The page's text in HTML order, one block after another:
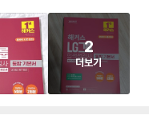
2
더보기